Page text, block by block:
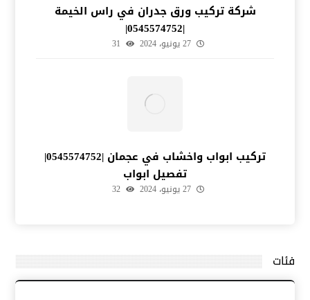
شركة تركيب ورق جدران في راس الخيمة
|0545574752|
27 يونيو، 2024 31
تركيب ابواب واخشاب في عجمان |0545574752|
تفصيل ابواب
27 يونيو، 2024 32
فئات